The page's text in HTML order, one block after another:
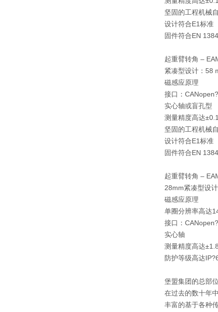
坚固的工程机械
设计符合E1标准
固件符合EN
起重臂转角 –
紧凑型设计：58
磁感应原理
接口：
实心轴或盲孔型
测量精度高达
坚固的工程机械
设计符合E1标准
固件符合EN
起重臂转角 –
28mm紧凑型设
磁感应原理
单圈分辨率高达
接口：
实心轴
测量精度高达
防护等级高达
堡盟集团的总部
在过去的数十年
丰富的基于各种